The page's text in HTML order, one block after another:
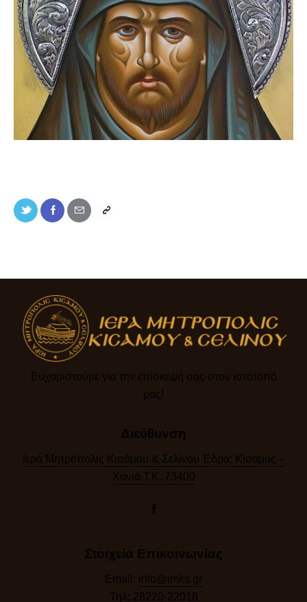
Ευχαριστούμε για την επίσκεψή σας στον ιστότοπό
μας!​
Διεύθυνση
Ιερά Μητρόπολις Κισάμου & Σελίνου Έδρα: Κίσαμος –
Χανιά Τ.Κ. 73400
Στοιχεία Επικοινωνίας
Email: info@imks.gr
Τηλ: 28220-22018